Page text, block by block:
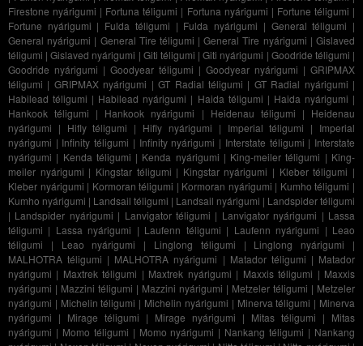
Firestone nyárigumi | Fortuna téligumi | Fortuna nyárigumi | Fortune téligumi |
Fortune nyárigumi | Fulda téligumi | Fulda nyárigumi | General téligumi |
General nyárigumi | General Tire téligumi |General Tire nyárigumi |Gislaved
téligumi |Gislaved nyárigumi | Giti téligumi |Giti nyárigumi | Goodride téligumi |
Goodride nyárigumi | Goodyear téligumi | Goodyear nyárigumi | GRIPMAX
téligumi | GRIPMAX nyárigumi |GT Radial téligumi | GT Radial nyárigumi |
Habilead téligumi | Habilead nyárigumi | Haida téligumi | Haida nyárigumi |
Hankook téligumi | Hankook nyárigumi | Heidenau téligumi | Heidenau
nyárigumi | Hifly téligumi | Hifly nyárigumi | Imperial téligumi | Imperial
nyárigumi | Infinity téligumi | Infinity nyárigumi | Interstate téligumi | Interstate
nyárigumi | Kenda téligumi | Kenda nyárigumi | King-meiler téligumi | King-
meiler nyárigumi | Kingstar téligumi | Kingstar nyárigumi | Kleber téligumi |
Kleber nyárigumi | Kormoran téligumi | Kormoran nyárigumi | Kumho téligumi |
Kumho nyárigumi | Landsail téligumi | Landsail nyárigumi | Landspider téligumi
| Landspider nyárigumi | Lanvigator téligumi | Lanvigator nyárigumi | Lassa
téligumi | Lassa nyárigumi | Laufenn téligumi | Laufenn nyárigumi | Leao
téligumi | Leao nyárigumi | Linglong téligumi | Linglong nyárigumi |
MALHOTRA téligumi | MALHOTRA nyárigumi | Matador téligumi | Matador
nyárigumi | Maxtrek téligumi | Maxtrek nyárigumi | Maxxis téligumi | Maxxis
nyárigumi | Mazzini téligumi | Mazzini nyárigumi | Metzeler téligumi | Metzeler
nyárigumi | Michelin téligumi | Michelin nyárigumi | Minerva téligumi | Minerva
nyárigumi | Mirage téligumi | Mirage nyárigumi | Mitas téligumi | Mitas
nyárigumi | Momo téligumi | Momo nyárigumi | Nankang téligumi | Nankang